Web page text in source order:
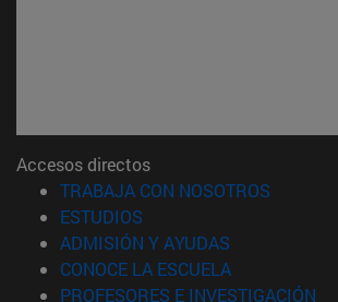
Accesos directos
TRABAJA CON NOSOTROS
ESTUDIOS
ADMISIÓN Y AYUDAS
CONOCE LA ESCUELA(abre en
PROFESORES E INVESTIGACIÓN